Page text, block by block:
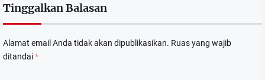
Tinggalkan Balasan
Alamat email Anda tidak akan dipublikasikan. Ruas yang wajib
ditandai*